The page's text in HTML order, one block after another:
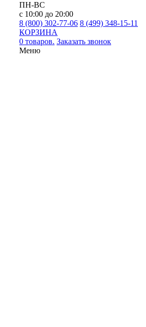
ПН-ВС
с 10:00 до 20:00
8 (800) 302-77-06 8 (499) 348-15-11
КОРЗИНА
0 товаров. Заказать звонок
Меню